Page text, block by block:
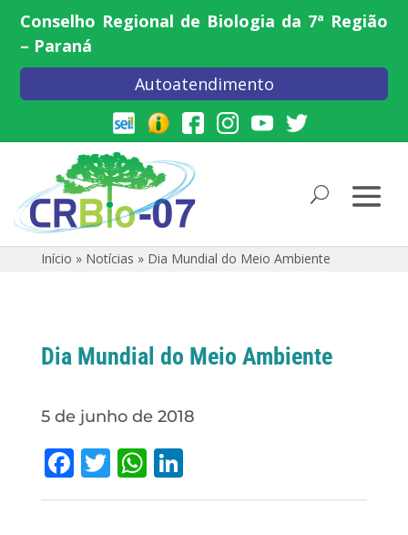
Conselho Regional de Biologia da 7ª Região
– Paraná
Autoatendimento
Início » Notícias » Dia Mundial do Meio Ambiente
Dia Mundial do Meio Ambiente
5 de junho de 2018
Facebook
Twitter
WhatsApp
LinkedIn